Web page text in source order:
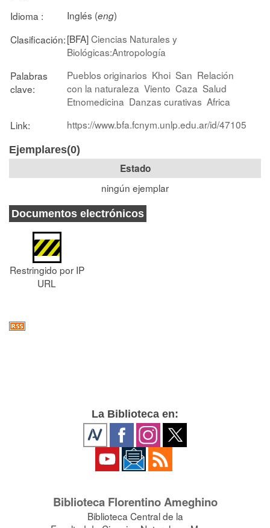
Idioma : Inglés (eng)
Clasificación:[BFA]Ciencias Naturales y
Biológicas:Antropología
Palabras
clave:
Pueblos originarios Khoi San Relación
con la naturaleza Viento Caza Salud
Etnomedicina Danzas curativas Africa
Link:
https://www.bfa.fcnym.unlp.edu.ar/id/47105
Ejemplares(0)
Estado
ningún ejemplar
Documentos electrónicos
Restringido por IP
URL
La Biblioteca en:
Biblioteca Florentino Ameghino
Biblioteca Central de la